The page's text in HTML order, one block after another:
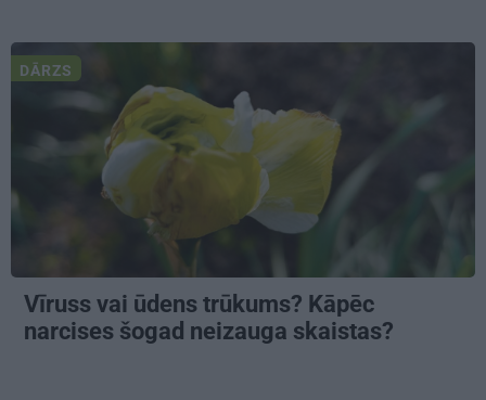
DĀRZS
Vīruss vai ūdens trūkums? Kāpēc
narcises šogad neizauga skaistas?